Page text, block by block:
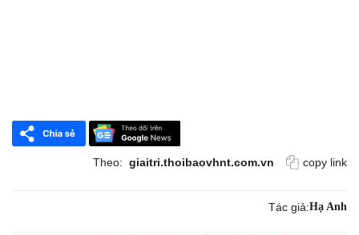
Theo: giaitri.thoibaovhnt.com.vn copy link
Tác giả:Hạ Anh